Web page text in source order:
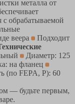
металла от
обрабатываемой
веера
Подходит
Диаметр: 125
на фланец
(по FEPA, P): 60
— будьте первым,